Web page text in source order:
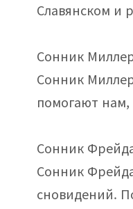
Славянском и
Сонник
Сонник
помогают
Сонник
Сонник
сновидений.